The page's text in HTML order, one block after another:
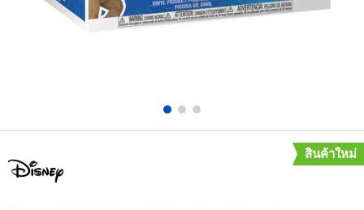
เกมและพัซเซิล
กิจกรรมกลางแจ้งและกีฬา
playpop
สินค้าใหม่